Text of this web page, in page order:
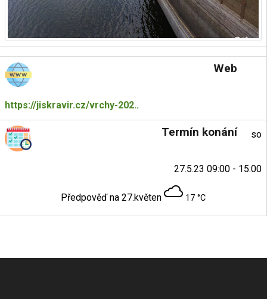
Web
https://jiskravir.cz/vrchy-202..
Termín konání so
27.5.23 09:00 - 15:00
Předpověď na 27.květen 17 °C